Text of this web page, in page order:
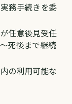
務手続きを委
任意後見受任
死後まで継続
の利用可能な